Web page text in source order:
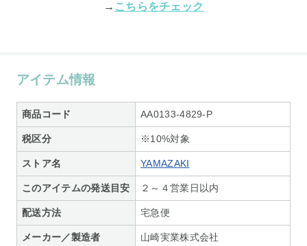
→ こちらをチェック
アイテム情報
商品コード AA0133-4829-P
税区分 ※10%対象
ストア名 YAMAZAKI
このアイテムの発送目安 ２～４営業日以内
配送方法 宅急便
メーカー／製造者 山崎実業株式会社